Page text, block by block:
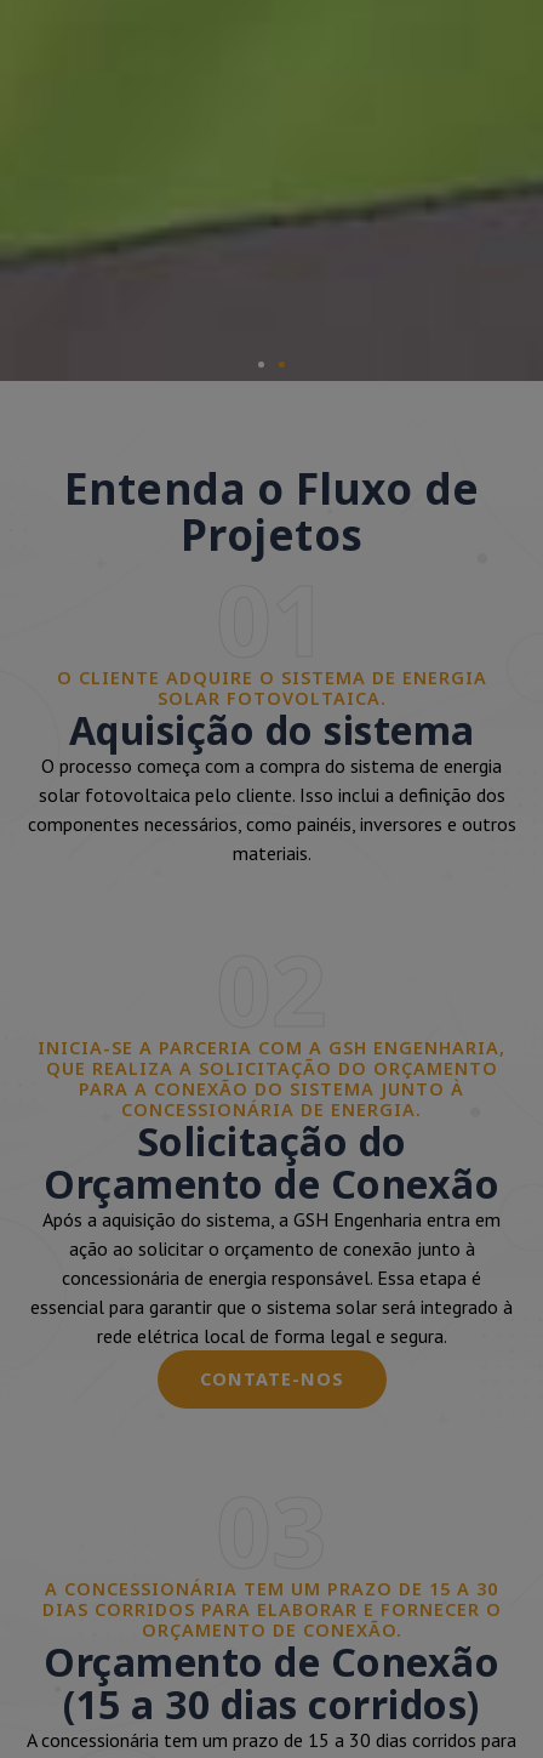
Entenda o Fluxo de
Projetos
O CLIENTE ADQUIRE O SISTEMA DE ENERGIA
SOLAR FOTOVOLTAICA.
Aquisição do sistema
O processo começa com a compra do sistema de energia
solar fotovoltaica pelo cliente. Isso inclui a definição dos
componentes necessários, como painéis, inversores e outros
materiais.
INICIA-SE A PARCERIA COM A GSH ENGENHARIA,
QUE REALIZA A SOLICITAÇÃO DO ORÇAMENTO
PARA A CONEXÃO DO SISTEMA JUNTO À
CONCESSIONÁRIA DE ENERGIA.
Solicitação do
Orçamento de Conexão
Após a aquisição do sistema, a GSH Engenharia entra em
ação ao solicitar o orçamento de conexão junto à
concessionária de energia responsável. Essa etapa é
essencial para garantir que o sistema solar será integrado à
rede elétrica local de forma legal e segura.
CONTATE-NOS
A CONCESSIONÁRIA TEM UM PRAZO DE 15 A 30
DIAS CORRIDOS PARA ELABORAR E FORNECER O
ORÇAMENTO DE CONEXÃO.
Orçamento de Conexão
(15 a 30 dias corridos)
A concessionária tem um prazo de 15 a 30 dias corridos para